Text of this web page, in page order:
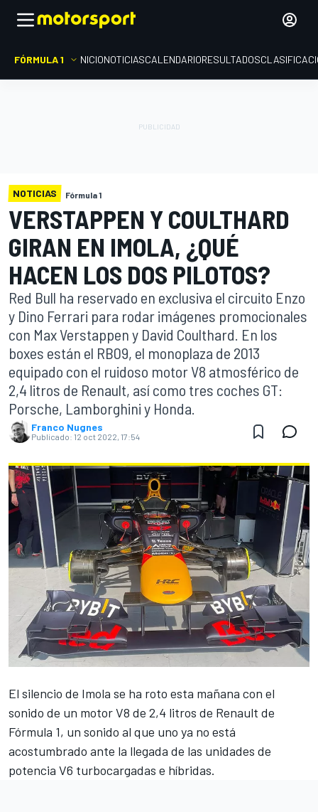
FÓRMULA 1 INICIONOTICIASCALENDARIORESULTADOS
NOTICIAS Fórmula 1
VERSTAPPEN Y COULTHARD
GIRAN EN IMOLA, ¿QUÉ
HACEN LOS DOS PILOTOS?
Red Bull ha reservado en exclusiva el circuito Enzo
y Dino Ferrari para rodar imágenes promocionales
con Max Verstappen y David Coulthard. En los
boxes están el RB09, el monoplaza de 2013
equipado con el ruidoso motor V8 atmosférico de
2,4 litros de Renault, así como tres coches GT:
Porsche, Lamborghini y Honda.
Franco Nugnes
Publicado: 12 oct 2022, 17:54
El silencio de Imola se ha roto esta mañana con el
sonido de un motor V8 de 2,4 litros de Renault de
Fórmula 1, un sonido al que uno ya no está
acostumbrado ante la llegada de las unidades de
potencia V6 turbocargadas e híbridas.